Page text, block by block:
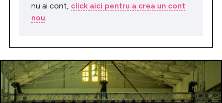
nu ai cont, click aici pentru a crea un cont
nou